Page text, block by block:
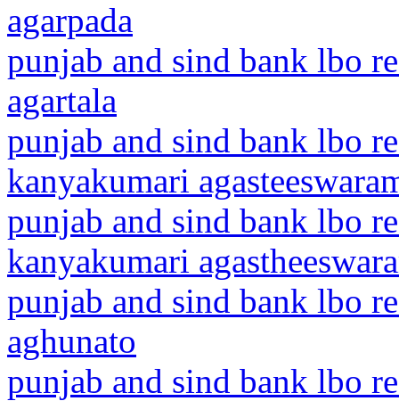
agarpada
punjab and sind bank lbo
agartala
punjab and sind bank lbo
kanyakumari
punjab and sind bank lbo
kanyakumari
punjab and sind bank lbo
aghunato
punjab and sind bank lbo